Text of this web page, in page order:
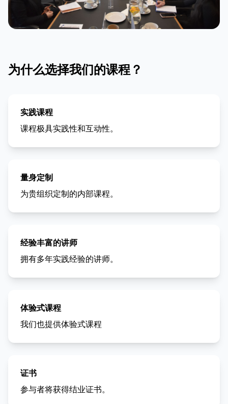
为什么选择我们的课程？
实践课程
课程极具实践性和互动性。
量身定制
为贵组织定制的内部课程。
经验丰富的讲师
拥有多年实践经验的讲师。
体验式课程
我们也提供体验式课程
证书
参与者将获得结业证书。